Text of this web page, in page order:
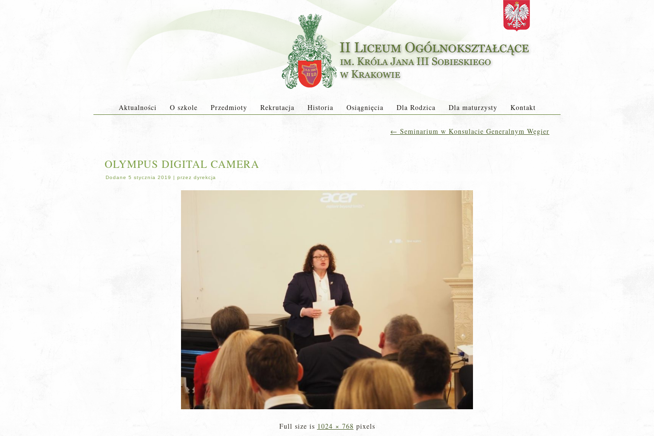
Aktualności O szkole Przedmioty Rekrutacja Historia Osiągnięcia Dla Rodzica Dla maturzysty Kontakt
← Seminarium w Konsulacie Generalnym Węgier
OLYMPUS DIGITAL CAMERA
Dodane 5 stycznia 2019 | przez dyrekcja
Full size is 1024 × 768 pixels